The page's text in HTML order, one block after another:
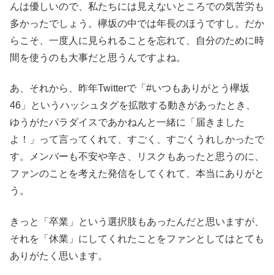
んは優しいので、私たちには見えないところでの気苦労も
多かったでしょう。欅坂の中では年長のほうですし。だか
らこそ、一度人に見られることを忘れて、自分のために時
間を使うのも大事だと思うんですよね。
あ、それから、昨年Twitterで「#いつもありがとう欅坂
46」というハッシュタグを拡散する動きがあったとき、
ゆうがたパラダイスであかねんと一緒に「届きました
よ！」って言ってくれて、すごく、すごくうれしかったで
す。メンバーも不安や辛さ、リスクもあったと思うのに、
ファンのことを考えた発信をしてくれて、本当にありがと
う。
きっと「卒業」という選択肢もあったんだと思いますが、
それを「休業」にしてくれたことをファンとしてはとても
ありがたく思います。